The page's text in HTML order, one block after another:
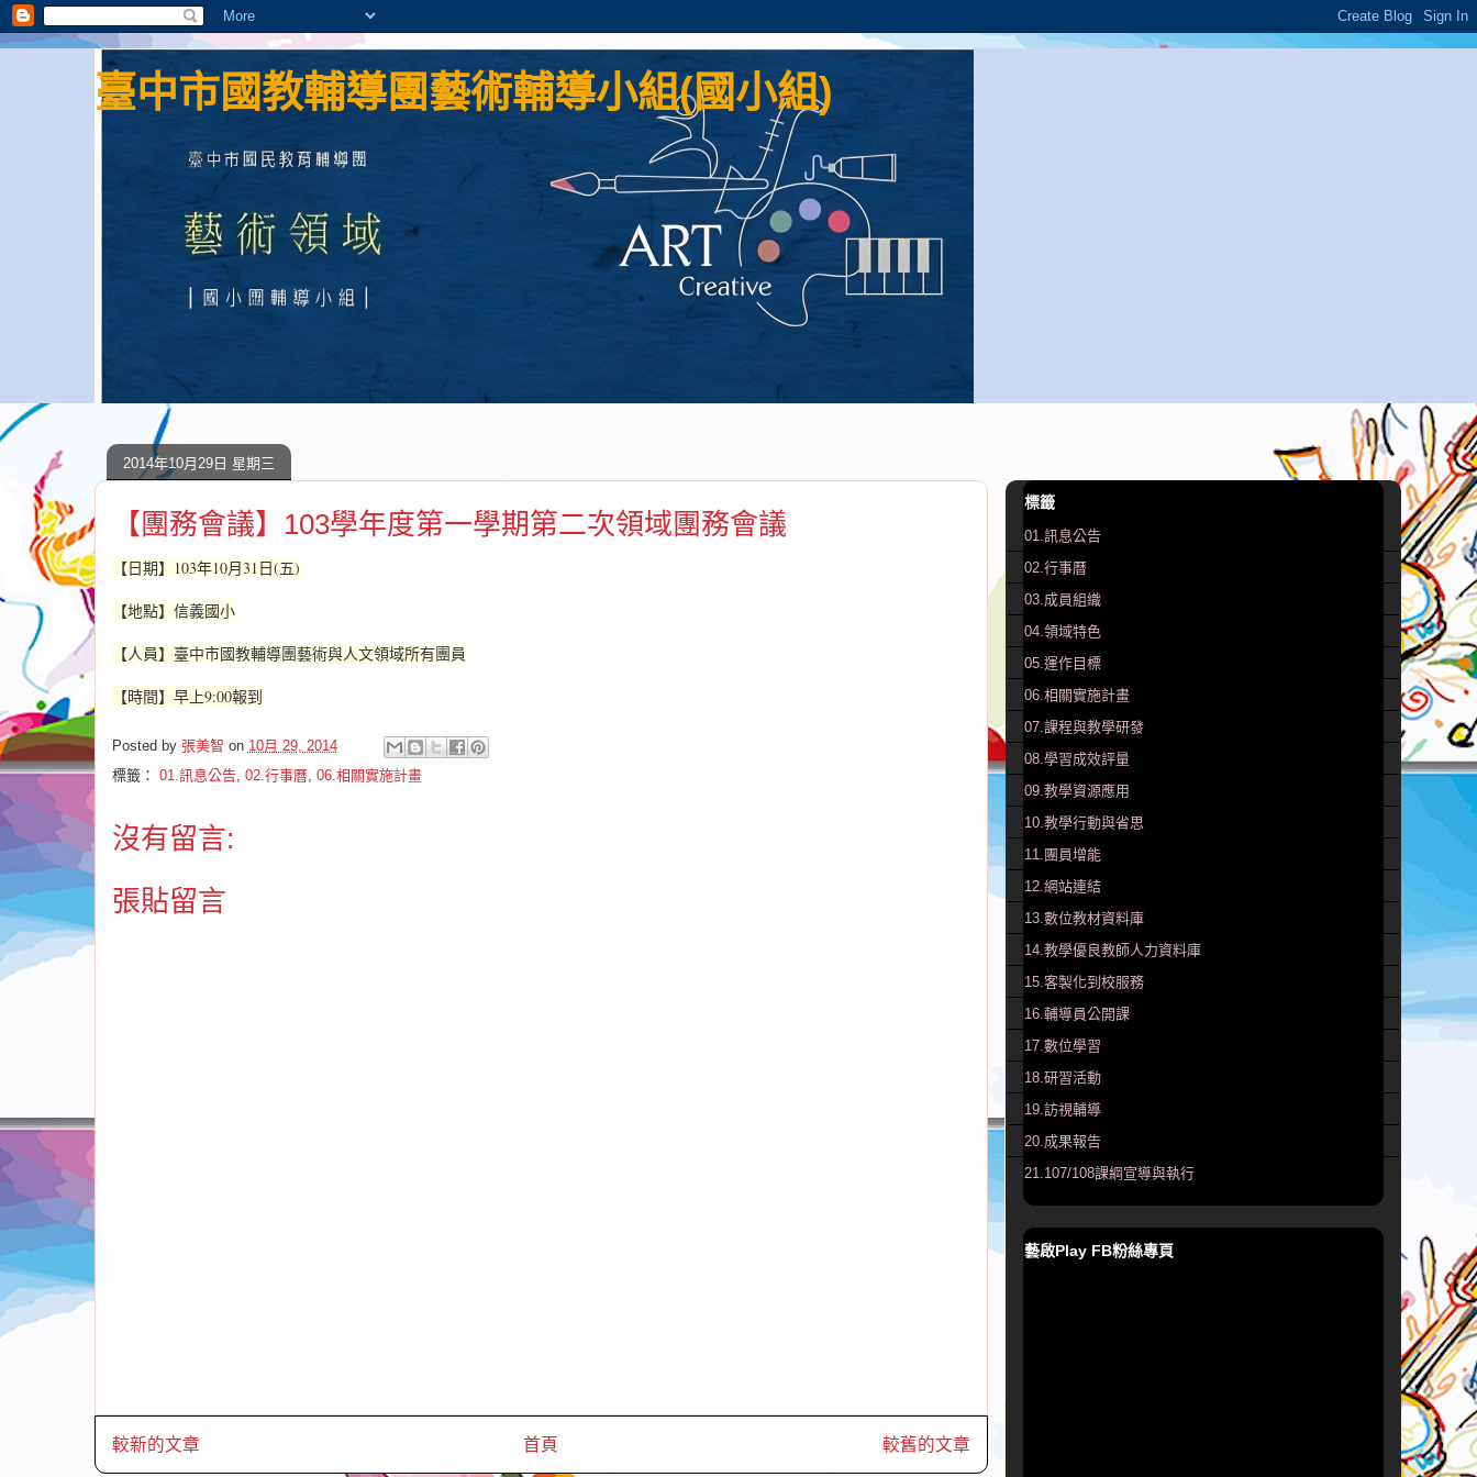
臺中市國教輔導團藝術輔導小組(國小組)
2014年10月29日 星期三
【團務會議】103學年度第一學期第二次領域團務會議
【日期】103年10月31日(五)
【地點】信義國小
【人員】臺中市國教輔導團藝術與人文領域所有團員
【時間】早上9:00報到
Posted by 張美智 on 10月 29, 2014
標籤： 01.訊息公告, 02.行事曆, 06.相關實施計畫
沒有留言:
張貼留言
較新的文章 較舊的文章
首頁
標籤
01.訊息公告
02.行事曆
03.成員組織
04.領域特色
05.運作目標
06.相關實施計畫
07.課程與教學研發
08.學習成效評量
09.教學資源應用
10.教學行動與省思
11.團員增能
12.網站連結
13.數位教材資料庫
14.教學優良教師人力資料庫
15.客製化到校服務
16.輔導員公開課
17.數位學習
18.研習活動
19.訪視輔導
20.成果報告
21.107/108課綱宣導與執行
藝啟Play FB粉絲專頁